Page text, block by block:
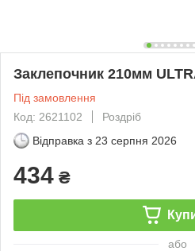
Заклепочник 210мм
Під замовлення
Код: 2621102
Роздріб
Відправка з 23 серпня 2026
434 ₴
або